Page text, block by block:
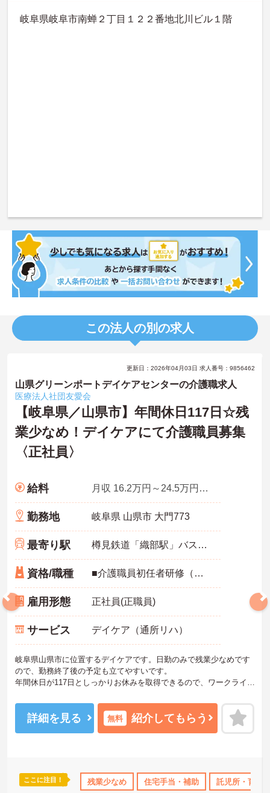
岐阜県岐阜市南蝉２丁目１２２番地北川ビル１階
この法人の別の求人
託児所・育児補助 年間休日110日以上 資格取得サポート
更新日：2026年04月03日 求人番号：9856462
山県グリーンポートデイケアセンターの介護職求人
医療法人社団友愛会
【岐阜県／山県市】年間休日117日☆残
業少なめ！デイケアにて介護職員募集
〈正社員〉
給料 月収 16.2万円～24.5万円程度
勤務地 岐阜県 山県市 大門773
最寄り駅 樽見鉄道「織部駅」バス・車23分
資格/職種 ■介護職員初任者研修（ヘルパー2級）以上、介護福祉士
雇用形態 正社員(正職員)
サービス デイケア（通所リハ）
岐阜県山県市に位置するデイケアです。日勤のみで残業少なめです
ので、勤務終了後の予定も立てやすいです。
年間休日が117日としっかりお休みを取得できるので、ワークライフ
利用可能な託児所がございますので、子育て中の方も安心して働い
ていただけます。
ご興味のある方には、面接対策ポイントなど、さらに詳細をお話し
詳細を見る 無料 紹介してもらう
ここに注目！ 残業少なめ 住宅手当・補助 託児所・育児